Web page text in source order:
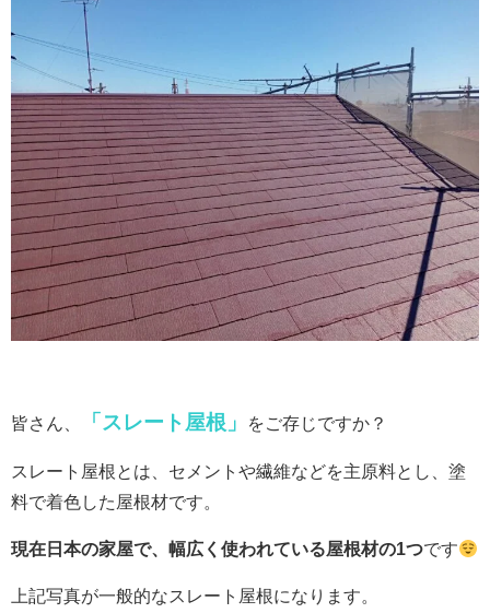
皆さん、 「スレート屋根」 をご存じですか？
スレート屋根とは、セメントや繊維などを主原料とし、塗
料で着色した屋根材です。
現在日本の家屋で、幅広く使われている屋根材の1つです
上記写真が一般的なスレート屋根になります。